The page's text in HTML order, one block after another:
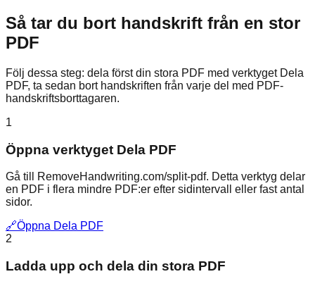
Så tar du bort handskrift från en stor
PDF
Följ dessa steg: dela först din stora PDF med verktyget Dela
PDF, ta sedan bort handskriften från varje del med PDF-
handskriftsborttagaren.
1
Öppna verktyget Dela PDF
Gå till RemoveHandwriting.com/split-pdf. Detta verktyg delar
en PDF i flera mindre PDF:er efter sidintervall eller fast antal
sidor.
🔗Öppna Dela PDF
2
Ladda upp och dela din stora PDF